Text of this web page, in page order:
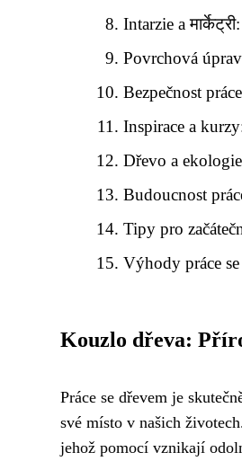
Intarzie a
Povrchová
Bezpečnost
Inspirace a
Dřevo a
Budoucnost
Tipy pro
Výhody práce
Kouzlo dřeva:
Práce se dřevem je
své místo v našich
jehož pomocí vznikají